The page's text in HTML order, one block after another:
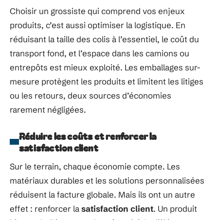
Choisir un grossiste qui comprend vos enjeux
produits, c’est aussi optimiser la logistique. En
réduisant la taille des colis à l’essentiel, le coût du
transport fond, et l’espace dans les camions ou
entrepôts est mieux exploité. Les emballages sur-
mesure protègent les produits et limitent les litiges
ou les retours, deux sources d’économies
rarement négligées.
Réduire les coûts et renforcer la
satisfaction client
Sur le terrain, chaque économie compte. Les
matériaux durables et les solutions personnalisées
réduisent la facture globale. Mais ils ont un autre
effet : renforcer lasatisfaction client. Un produit